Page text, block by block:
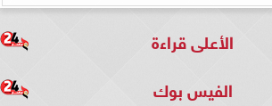
الأعلى قراءة
الفيس بوك